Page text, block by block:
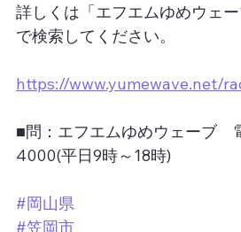
詳しくは「エフエムゆめウェー
で検索してください。
https://www.yumewave.net/
■問：エフエムゆめウェーブ　
4000(平日9時～18時)
#岡山県
#笠岡市